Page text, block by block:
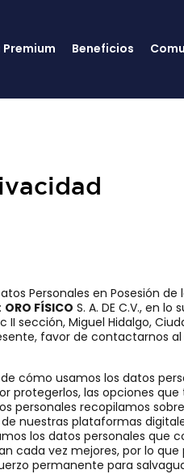
Beneficios
Personales en Posesión de
ORO FÍSICO S. A. DE C.V., en lo
Miguel Hidalgo,
favor de contactarnos
cómo usamos los datos
protegerlos, las opciones
personales recopilamos
nuestras plataformas
los datos personales que
cada vez mejores, por lo
permanente para